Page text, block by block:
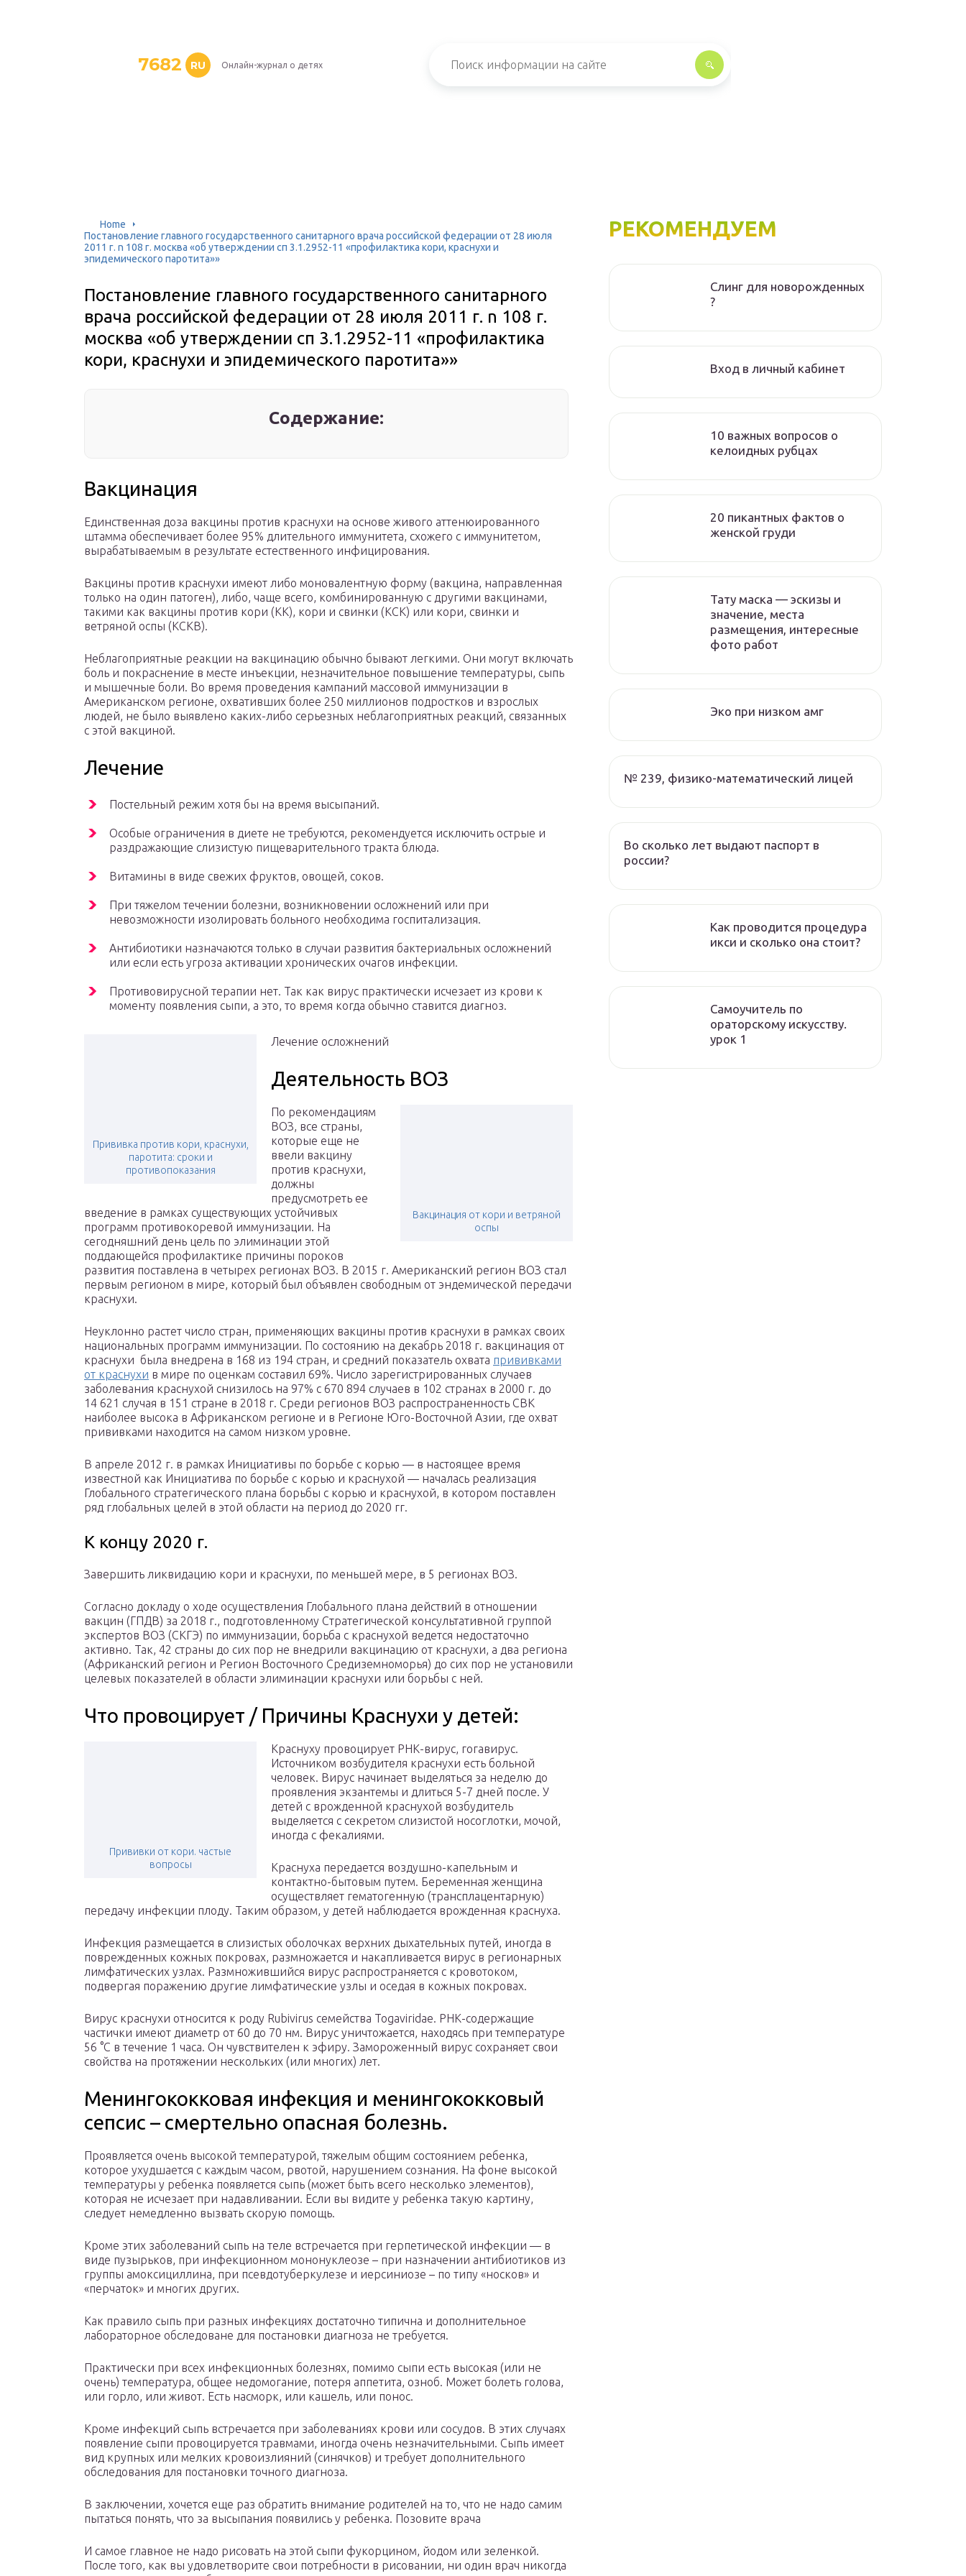
7682 RU Онлайн-журнал о детях
Home
Постановление главного государственного санитарного врача российской федерации от 28 июля
2011 г. n 108 г. москва «об утверждении сп 3.1.2952-11 «профилактика кори, краснухи и
эпидемического паротита»»
Постановление главного государственного санитарного
врача российской федерации от 28 июля 2011 г. n 108 г.
москва «об утверждении сп 3.1.2952-11 «профилактика
кори, краснухи и эпидемического паротита»»
Содержание:
Вакцинация
Единственная доза вакцины против краснухи на основе живого аттенюированного
штамма обеспечивает более 95% длительного иммунитета, схожего с иммунитетом,
вырабатываемым в результате естественного инфицирования.
Вакцины против краснухи имеют либо моновалентную форму (вакцина, направленная
только на один патоген), либо, чаще всего, комбинированную с другими вакцинами,
такими как вакцины против кори (КК), кори и свинки (КСК) или кори, свинки и
ветряной оспы (КСКВ).
Неблагоприятные реакции на вакцинацию обычно бывают легкими. Они могут включать
боль и покраснение в месте инъекции, незначительное повышение температуры, сыпь
и мышечные боли. Во время проведения кампаний массовой иммунизации в
Американском регионе, охвативших более 250 миллионов подростков и взрослых
людей, не было выявлено каких-либо серьезных неблагоприятных реакций, связанных
с этой вакциной.
Лечение
Постельный режим хотя бы на время высыпаний.
Особые ограничения в диете не требуются, рекомендуется исключить острые и
раздражающие слизистую пищеварительного тракта блюда.
Витамины в виде свежих фруктов, овощей, соков.
При тяжелом течении болезни, возникновении осложнений или при
невозможности изолировать больного необходима госпитализация.
Антибиотики назначаются только в случаи развития бактериальных осложнений
или если есть угроза активации хронических очагов инфекции.
Противовирусной терапии нет. Так как вирус практически исчезает из крови к
моменту появления сыпи, а это, то время когда обычно ставится диагноз.
Прививка против кори, краснухи,
паротита: сроки и
противопоказания
Лечение осложнений
Деятельность ВОЗ
Вакцинация от кори и ветряной
оспы
По рекомендациям
ВОЗ, все страны,
которые еще не
ввели вакцину
против краснухи,
должны
предусмотреть ее
введение в рамках существующих устойчивых
программ противокоревой иммунизации. На
сегодняшний день цель по элиминации этой
поддающейся профилактике причины пороков
развития поставлена в четырех регионах ВОЗ. В 2015 г. Американский регион ВОЗ стал
первым регионом в мире, который был объявлен свободным от эндемической передачи
краснухи.
Неуклонно растет число стран, применяющих вакцины против краснухи в рамках своих
национальных программ иммунизации. По состоянию на декабрь 2018 г. вакцинация от
краснухи была внедрена в 168 из 194 стран, и средний показатель охвата прививками
от краснухи в мире по оценкам составил 69%. Число зарегистрированных случаев
заболевания краснухой снизилось на 97% с 670 894 случаев в 102 странах в 2000 г. до
14 621 случая в 151 стране в 2018 г. Среди регионов ВОЗ распространенность СВК
наиболее высока в Африканском регионе и в Регионе Юго-Восточной Азии, где охват
прививками находится на самом низком уровне.
В апреле 2012 г. в рамках Инициативы по борьбе с корью — в настоящее время
известной как Инициатива по борьбе с корью и краснухой — началась реализация
Глобального стратегического плана борьбы с корью и краснухой, в котором поставлен
ряд глобальных целей в этой области на период до 2020 гг.
К концу 2020 г.
Завершить ликвидацию кори и краснухи, по меньшей мере, в 5 регионах ВОЗ.
Согласно докладу о ходе осуществления Глобального плана действий в отношении
вакцин (ГПДВ) за 2018 г., подготовленному Стратегической консультативной группой
экспертов ВОЗ (СКГЭ) по иммунизации, борьба с краснухой ведется недостаточно
активно. Так, 42 страны до сих пор не внедрили вакцинацию от краснухи, а два региона
(Африканский регион и Регион Восточного Средиземноморья) до сих пор не установили
целевых показателей в области элиминации краснухи или борьбы с ней.
Что провоцирует / Причины Краснухи у детей:
Прививки от кори. частые
вопросы
Краснуху провоцирует РНК-вирус, гогавирус.
Источником возбудителя краснухи есть больной
человек. Вирус начинает выделяться за неделю до
проявления экзантемы и длиться 5-7 дней после. У
детей с врожденной краснухой возбудитель
выделяется с секретом слизистой носоглотки, мочой,
иногда с фекалиями.
Краснуха передается воздушно-капельным и
контактно-бытовым путем. Беременная женщина
осуществляет гематогенную (трансплацентарную)
передачу инфекции плоду. Таким образом, у детей наблюдается врожденная краснуха.
Инфекция размещается в слизистых оболочках верхних дыхательных путей, иногда в
поврежденных кожных покровах, размножается и накапливается вирус в регионарных
лимфатических узлах. Размножившийся вирус распространяется с кровотоком,
подвергая поражению другие лимфатические узлы и оседая в кожных покровах.
Вирус краснухи относится к роду Rubivirus семейства Togaviridae. РНК-содержащие
частички имеют диаметр от 60 до 70 нм. Вирус уничтожается, находясь при температуре
56 °С в течение 1 часа. Он чувствителен к эфиру. Замороженный вирус сохраняет свои
свойства на протяжении нескольких (или многих) лет.
Менингококковая инфекция и менингококковый
сепсис – смертельно опасная болезнь.
Проявляется очень высокой температурой, тяжелым общим состоянием ребенка,
которое ухудшается с каждым часом, рвотой, нарушением сознания. На фоне высокой
температуры у ребенка появляется сыпь (может быть всего несколько элементов),
которая не исчезает при надавливании. Если вы видите у ребенка такую картину,
следует немедленно вызвать скорую помощь.
Кроме этих заболеваний сыпь на теле встречается при герпетической инфекции — в
виде пузырьков, при инфекционном мононуклеозе – при назначении антибиотиков из
группы амоксициллина, при псевдотуберкулезе и иерсиниозе – по типу «носков» и
«перчаток» и многих других.
Как правило сыпь при разных инфекциях достаточно типична и дополнительное
лабораторное обследоване для постановки диагноза не требуется.
Практически при всех инфекционных болезнях, помимо сыпи есть высокая (или не
очень) температура, общее недомогание, потеря аппетита, озноб. Может болеть голова,
или горло, или живот. Есть насморк, или кашель, или понос.
Кроме инфекций сыпь встречается при заболеваниях крови или сосудов. В этих случаях
появление сыпи провоцируется травмами, иногда очень незначительными. Сыпь имеет
вид крупных или мелких кровоизлияний (синячков) и требует дополнительного
обследования для постановки точного диагноза.
В заключении, хочется еще раз обратить внимание родителей на то, что не надо самим
пытаться понять, что за высыпания появились у ребенка. Позовите врача
И самое главное не надо рисовать на этой сыпи фукорцином, йодом или зеленкой.
После того, как вы удовлетворите свои потребности в рисовании, ни один врач никогда
РЕКОМЕНДУЕМ
Слинг для новорожденных
?
Вход в личный кабинет
10 важных вопросов о
келоидных рубцах
20 пикантных фактов о
женской груди
Тату маска — эскизы и
значение, места
размещения, интересные
фото работ
Эко при низком амг
№ 239, физико-математический лицей
Во сколько лет выдают паспорт в
россии?
Как проводится процедура
икси и сколько она стоит?
Самоучитель по
ораторскому искусству.
урок 1